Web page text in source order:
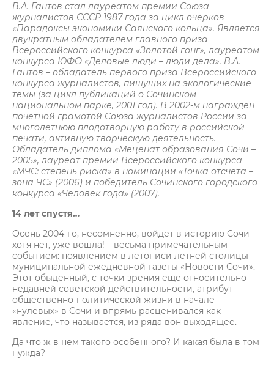
В.А. Гантов стал лауреатом премии Союза
журналистов СССР 1987 года за цикл очерков
«Парадоксы экономики Саянского кольца». Является
двукратным обладателем главного приза
Всероссийского конкурса «Золотой гонг», лауреатом
конкурса ЮФО «Деловые люди – люди дела». В.А.
Гантов – обладатель первого приза Всероссийского
конкурса журналистов, пишущих на экологические
темы (за цикл публикаций о Сочинском
национальном парке, 2001 год). В 2002-м награжден
почетной грамотой Союза журналистов России за
многолетнюю плодотворную работу в российской
печати, активную творческую деятельность.
Обладатель диплома «Меценат образования Сочи –
2005», лауреат премии Всероссийского конкурса
«МЧС: степень риска» в номинации «Точка отсчета –
зона ЧС» (2006) и победитель Сочинского городского
конкурса «Человек года» (2007).
14 лет спустя…
Осень 2004-го, несомненно, войдет в историю Сочи –
хотя нет, уже вошла! – весьма примечательным
событием: появлением в летописи летней столицы
муниципальной ежедневной газеты «Новости Сочи».
Этот обыденный, с точки зрения еще относительно
недавней советской действительности, атрибут
общественно-политической жизни в начале
«нулевых» в Сочи и впрямь расценивался как
явление, что называется, из ряда вон выходящее.
Да что ж в нем такого особенного? И какая была в том
нужда?